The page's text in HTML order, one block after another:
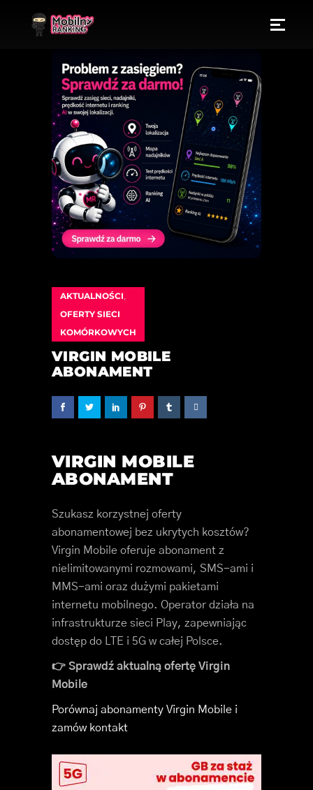
AKTUALNOŚCI
OFERTY SIECI
KOMÓRKOWYCH
VIRGIN MOBILE
ABONAMENT
VIRGIN MOBILE
ABONAMENT
Szukasz korzystnej oferty
abonamentowej bez ukrytych kosztów?
Virgin Mobile oferuje abonament z
nielimitowanymi rozmowami, SMS-ami i
MMS-ami oraz dużymi pakietami
internetu mobilnego. Operator działa na
infrastrukturze sieci Play, zapewniając
dostęp do LTE i 5G w całej Polsce.
👉 Sprawdź aktualną ofertę Virgin
Mobile
Porównaj abonamenty Virgin Mobile i
zamów kontakt